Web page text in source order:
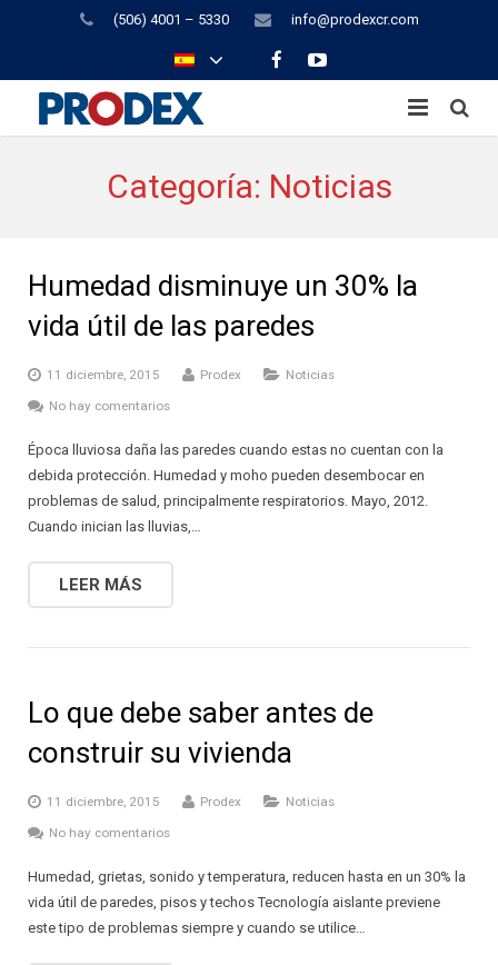
(506) 4001 – 5330 info@prodexcr.com
PROFESIONAL DE LA CONSTRUCCIÓN
CUBIERTAS INDUSTRIALES
TECHOS COMERCIALES
TECHOS RESIDENCIALES
AISLANTES QUE DECORAN
CIELOS SUSPENDIDOS
PROTECCIÓN PARA PISOS LAMINADOS
SISTEMAS DE AIRE ACONDICIONADO
JUNTAS DE EXPANSIÓN
AISLANTES DE BURBUJA
DISTRIBUIDOR
TRAYECTORIA DE LA CORPORACIÓN
RETOS ESTRATÉGICOS
PRINCIPALES VENTAJAS ESTRATÉGICAS
RELACIONES COMERCIALES JUSTAS
PROTECCIÓN AL CONSUMIDOR
RESPALDO TÉCNICO
DISEÑO DE ESTRATEGIAS
DISEÑO DE SOLUCIONES PERSONALIZADAS
PRODUCCIÓN PECUARIA
PROVEEDOR
INSTALADOR
AGRÍCOLA
BANAPACK
DISCO PROTECTOR SOLAR
PRONET
ELECTRÓNICO
EMBALAJE
INDUSTRIAL
BLOG
CONTACTO
TERMOFORMADO
CALCULADORA TÉRMICA
Categoría: Noticias
Humedad disminuye un 30% la
vida útil de las paredes
11 diciembre, 2015 Prodex
Noticias
No hay comentarios
Época lluviosa daña las paredes cuando estas no cuentan con la
debida protección. Humedad y moho pueden desembocar en
problemas de salud, principalmente respiratorios. Mayo, 2012.
Cuando inician las lluvias,…
LEER MÁS
Lo que debe saber antes de
construir su vivienda
11 diciembre, 2015 Prodex
Noticias
No hay comentarios
Humedad, grietas, sonido y temperatura, reducen hasta en un 30% la
vida útil de paredes, pisos y techos Tecnología aislante previene
este tipo de problemas siempre y cuando se utilice…